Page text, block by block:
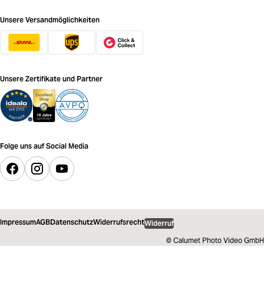
Unsere Versandmöglichkeiten
Unsere Zertifikate und Partner
Folge uns auf Social Media
ImpressumAGBDatenschutzWiderrufsrechtWiderruf
© Calumet Photo Video GmbH